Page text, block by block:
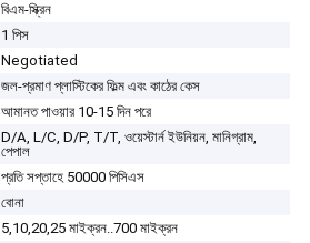
বিএম-স্ক্রিন
1 পিস
Negotiated
জল-প্রমাণ প্লাস্টিকের ফিল্ম এবং কাঠের কেস
আমানত পাওয়ার 10-15 দিন পরে
D/A, L/C, D/P, T/T, ওয়েস্টার্ন ইউনিয়ন, মানিগ্রাম,
পেপাল
প্রতি সপ্তাহে 50000 পিসিএস
বোনা
5,10,20,25 মাইক্রন..700 মাইক্রন